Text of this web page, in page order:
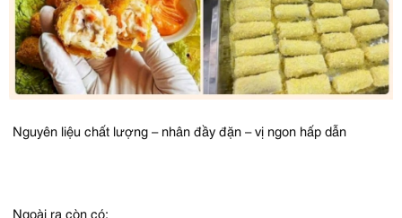
Nguyên liệu chất lượng – nhân đầy đặn – vị ngon hấp dẫn
Ngoài ra còn có: